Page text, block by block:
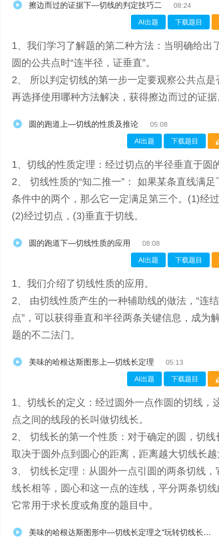
擦边而过的证据下—切线的判定技巧二 08:24
AI出题 下载题目
1、我们学习了解题的第二种方法：当明确给出
圆的公共点时“连半径，证垂直”。
2、 所以判定切线的第一步一定要观察公共点是
再选择使用哪种方法解决，获得擦边而过的证据
圆的跑道上—切线的性质及推论 05:08
AI出题 下载题目
1、切线的性质定理：经过切点的半径垂直于圆
2、 切线性质的“知二推一”： 如果某条直线满足
条件中的两个，那么它一定满足第三个。(1)经
(2)经过切点，(3)垂直于切线。
圆的跑道下—切线性质的应用 08:08
AI出题 下载题目
1、我们介绍了切线性质的应用。
2、 由切线性质产生的一种辅助线的做法，“连
点”，可以获得垂直和半径两条关键信息，成为
题的不二法门。
美味的哈根达斯图形上—切线长定理 05:13
AI出题 下载题目
1、​切线长的定义：经过圆外一点作圆的切线，
点之间的线段的长叫做切线长。
2、 切线长的第一个性质：对于确定的圆，切线
取决于圆外点到圆心的距离，距离越大切线长
3、 切线长定理：从圆外一点引圆的两条切线，
线长相等，圆心和这一点的连线，平分两条切
它常用于求长度或角度的题目中。
美味的哈根达斯图形中—切线长定理之“玩转切线长相等关系”